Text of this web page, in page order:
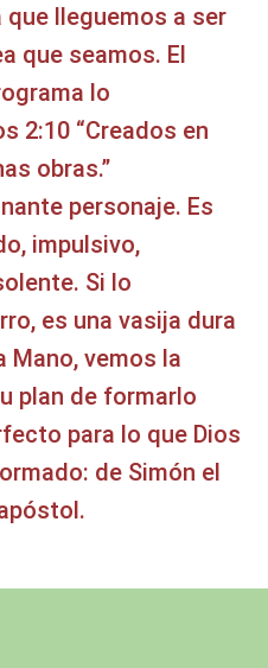
lleguemos a ser
que seamos. El
lo
2:10 “Creados en
obras.”
personaje. Es
impulsivo,
Si lo
es una vasija dura
Mano, vemos la
plan de formarlo
para lo que Dios
de Simón el